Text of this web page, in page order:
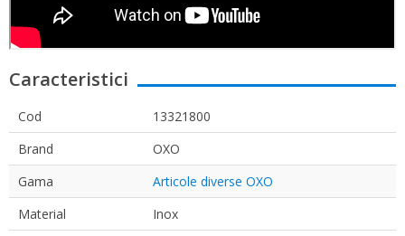
Caracteristici
Cod
13321800
Brand
OXO
Gama
Articole diverse OXO
Material
Inox